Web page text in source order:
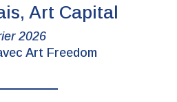
Art Capital
2026
Art Freedom